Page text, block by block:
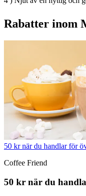
Rabatter inom
50 kr när du handlar för
Coffee Friend
50 kr när du